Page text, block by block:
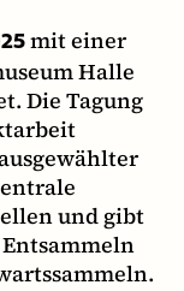
mit einer
Halle
Die Tagung
und gibt